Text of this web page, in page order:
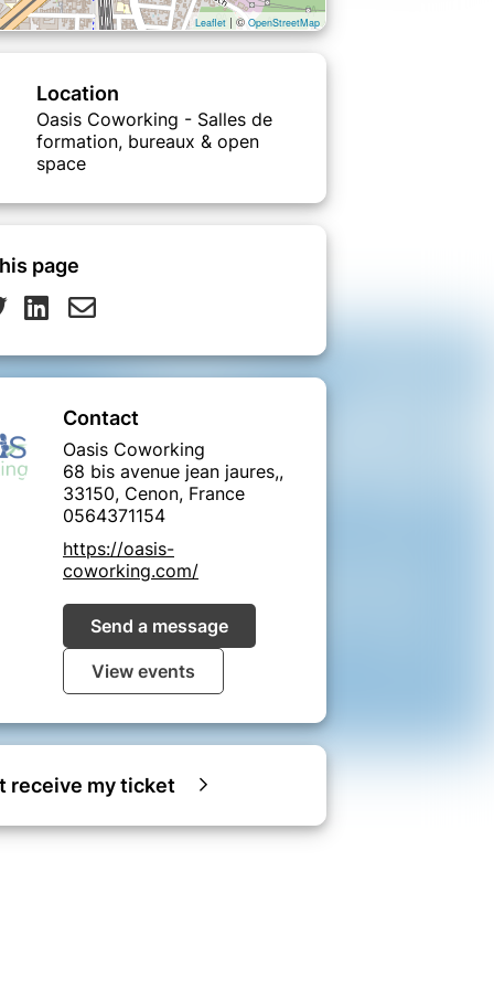
Leaflet | © OpenStreetMap
Location
Oasis Coworking - Salles de
formation, bureaux & open
space
page
Contact
Oasis Coworking
68 bis avenue jean jaures,,
33150, Cenon, France
0564371154
https://oasis-
coworking.com/
Send a message
View events
receive my ticket